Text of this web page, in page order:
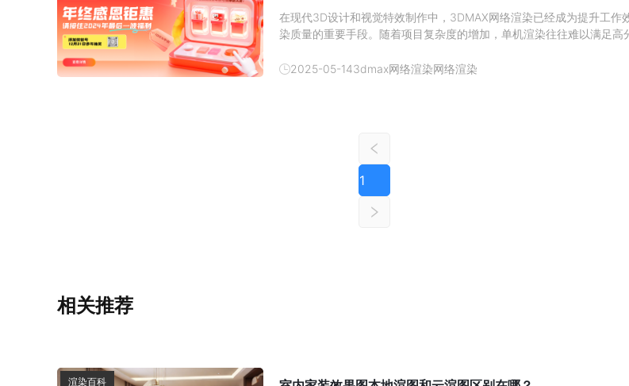
在现代3D设计和视觉特效制作中，3DMAX网络渲染已经成为提升工作
染质量的重要手段。随着项目复杂度的增加，单机渲染往往难以满足高
高图像质量。然而，许多用户在初次接触3DMAX网络渲染时，常常面
2025-05-143dmax网络渲染网络渲染
1
相关推荐
渲染百科